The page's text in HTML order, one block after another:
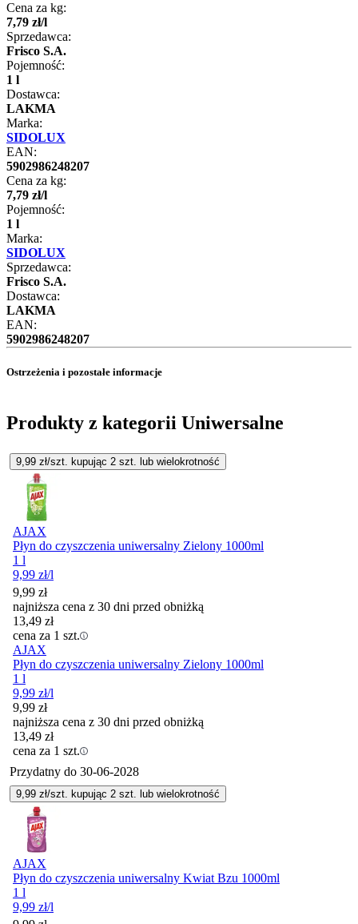
Cena za kg:
7,79 zł/l
Sprzedawca:
Frisco S.A.
Pojemność:
1 l
Dostawca:
LAKMA
Marka:
SIDOLUX
EAN:
5902986248207
Cena za kg:
7,79 zł/l
Pojemność:
1 l
Marka:
SIDOLUX
Sprzedawca:
Frisco S.A.
Dostawca:
LAKMA
EAN:
5902986248207
Ostrzeżenia i pozostałe informacje
Produkty z kategorii Uniwersalne
9,99 zł/szt. kupując 2 szt. lub wielokrotność
AJAX
Płyn do czyszczenia uniwersalny Zielony 1000ml
1 l
9,99 zł/l
9,99 zł
najniższa cena z 30 dni przed obniżką
13,49 zł
cena za 1 szt.
AJAX
Płyn do czyszczenia uniwersalny Zielony 1000ml
1 l
9,99 zł/l
9,99 zł
najniższa cena z 30 dni przed obniżką
13,49 zł
cena za 1 szt.
Przydatny do 30-06-2028
9,99 zł/szt. kupując 2 szt. lub wielokrotność
AJAX
Płyn do czyszczenia uniwersalny Kwiat Bzu 1000ml
1 l
9,99 zł/l